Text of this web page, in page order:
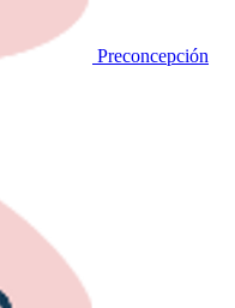
Preconcepción